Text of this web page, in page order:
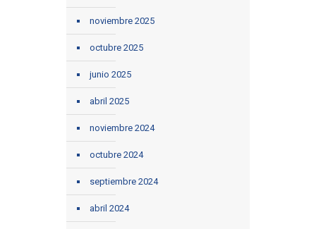
noviembre 2025
octubre 2025
junio 2025
abril 2025
noviembre 2024
octubre 2024
septiembre 2024
abril 2024